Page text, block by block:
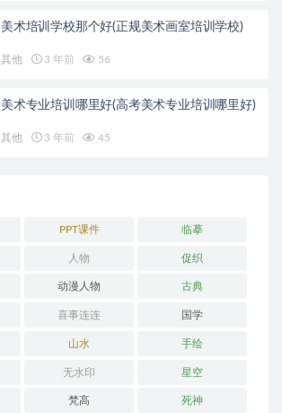
美术培训学校那个好(正规美术画室培训学校)
其他 3 年前 56
美术专业培训哪里好(高考美术专业培训哪里好)
其他 3 年前 45
PPT课件 临摹
人物 促织
动漫人物 古典
喜事连连 国学
山水 手绘
无水印 星空
梵高 死神